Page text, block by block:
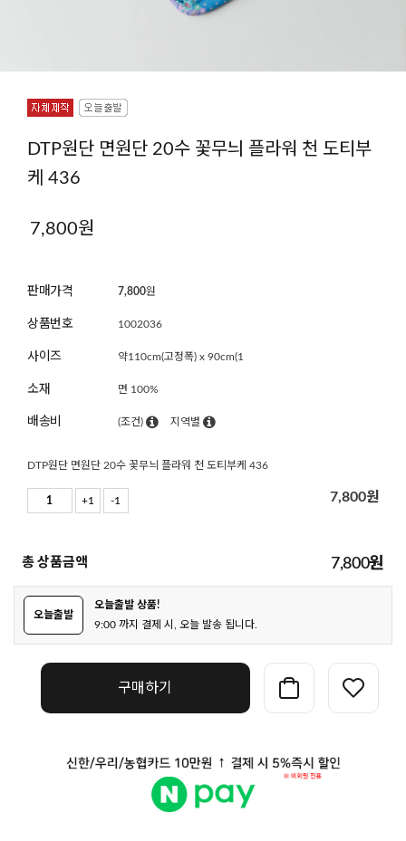
DTP원단 면원단 20수 꽃무늬 플라워 천 도티부
케 436
7,800원
판매가격 7,800원
상품번호 1002036
사이즈 약110cm(고정폭) x 90cm(1
소재 면 100%
배송비 (조건) 지역별
DTP원단 면원단 20수 꽃무늬 플라워 천 도티부케 436
+1 -1 7,800원
총 상품금액 7,800원
오늘출발
오늘출발 상품!
9:00 까지 결제 시, 오늘 발송 됩니다.
구매하기